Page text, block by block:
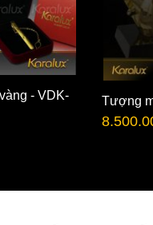
- VDK-
Tượng